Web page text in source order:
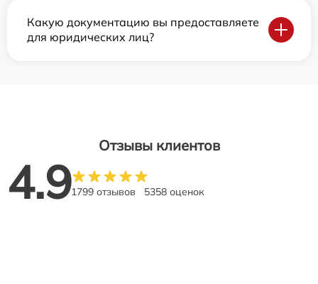
Какую документацию вы предоставляете
для юридических лиц?
Отзывы клиентов
4.91799 отзывов 5358 оценок